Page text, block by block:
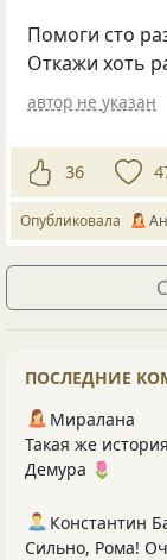
Помоги сто
Откажи хоть
автор не указан
36
Опубликовала
ПОСЛЕДНИЕ
Миралана
Такая же
Демура 🌷
Константин
Сильно, Рома!